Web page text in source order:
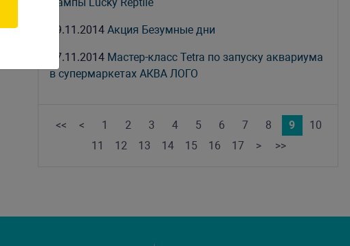
19.11.2014Акция Безумные дни
17.11.2014 Мастер-класс Tetra по запуску аквариума
в супермаркетах АКВА ЛОГО
<< < 1 2 3 4 5 6 7 8 9
10
11
12 13 14 15 16 17 > >>